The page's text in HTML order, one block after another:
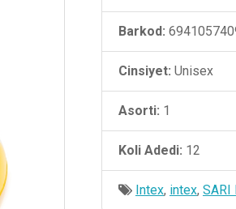
Barkod:
Cinsiyet: Unisex
Asorti: 1
Koli Adedi: 12
Intex, intex, SARI